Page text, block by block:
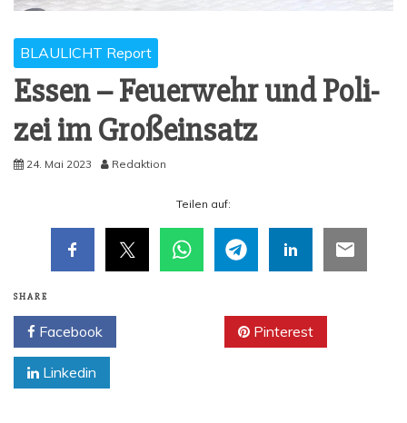
BLAULICHT Report
Essen – Feu­er­wehr und Poli­
zei im Großeinsatz
24. Mai 2023 Redaktion
Tei­len auf:
SHARE
Facebook Pinterest
Linkedin